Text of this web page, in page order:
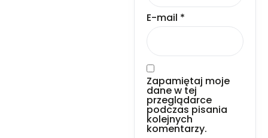
E-mail *
Zapamiętaj moje
dane w tej
przeglądarce
podczas pisania
kolejnych
komentarzy.